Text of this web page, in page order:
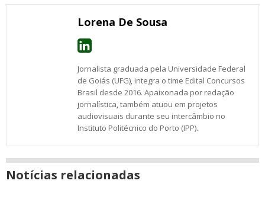
Lorena De Sousa
Jornalista graduada pela Universidade Federal
de Goiás (UFG), integra o time Edital Concursos
Brasil desde 2016. Apaixonada por redação
jornalística, também atuou em projetos
audiovisuais durante seu intercâmbio no
Instituto Politécnico do Porto (IPP).
Notícias relacionadas